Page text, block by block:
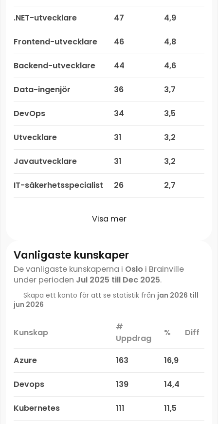
.NET-utvecklare 47 4,9
Frontend-utvecklare 46 4,8
Backend-utvecklare 44 4,6
Data-ingenjör 36 3,7
DevOps 34 3,5
Utvecklare 31 3,2
Javautvecklare 31 3,2
IT-säkerhetsspecialist 26 2,7
Visa mer
Vanligaste kunskaper
De vanligaste kunskaperna i Osloi Brainville
under perioden Jul 2025 till Dec 2025.
Skapa ett konto för att se statistik från jan 2026 till
jun 2026
Kunskap
#
Uppdrag
% Diff
Azure 163 16,9
Devops 139 14,4
Kubernetes 111
11,5